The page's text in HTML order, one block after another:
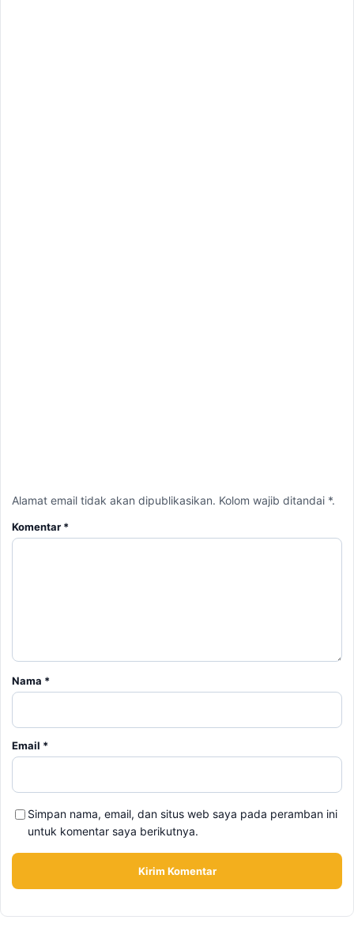
Alamat email tidak akan dipublikasikan. Kolom wajib ditandai *.
Komentar *
Nama *
Email *
Simpan nama, email, dan situs web saya pada peramban ini
untuk komentar saya berikutnya.